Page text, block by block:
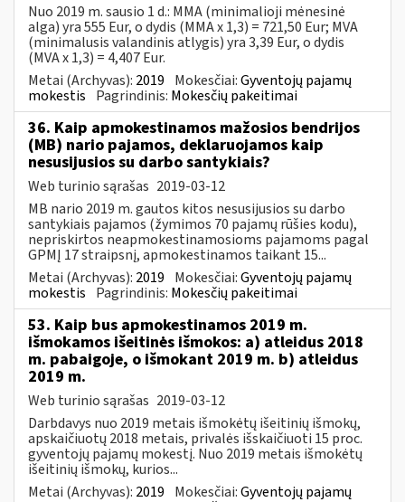
Nuo 2019 m. sausio 1 d.: MMA (minimalioji mėnesinė
alga) yra 555 Eur, o dydis (MMA x 1,3) = 721,50 Eur; MVA
(minimalusis valandinis atlygis) yra 3,39 Eur, o dydis
(MVA x 1,3) = 4,407 Eur.
Metai (Archyvas): 2019 Mokesčiai:Gyventojų pajamų
mokestis Pagrindinis: Mokesčių pakeitimai
36. Kaip apmokestinamos mažosios bendrijos
(MB) nario pajamos, deklaruojamos kaip
nesusijusios su darbo santykiais?
Web turinio sąrašas 2019-03-12
MB nario 2019 m. gautos kitos nesusijusios su darbo
santykiais pajamos (žymimos 70 pajamų rūšies kodu),
nepriskirtos neapmokestinamosioms pajamoms pagal
GPMĮ 17 straipsnį, apmokestinamos taikant 15...
Metai (Archyvas): 2019 Mokesčiai:Gyventojų pajamų
mokestis Pagrindinis: Mokesčių pakeitimai
53. Kaip bus apmokestinamos 2019 m.
išmokamos išeitinės išmokos: a) atleidus 2018
m. pabaigoje, o išmokant 2019 m. b) atleidus
2019 m.
Web turinio sąrašas 2019-03-12
Darbdavys nuo 2019 metais išmokėtų išeitinių išmokų,
apskaičiuotų 2018 metais, privalės išskaičiuoti 15 proc.
gyventojų pajamų mokestį. Nuo 2019 metais išmokėtų
išeitinių išmokų, kurios...
Metai (Archyvas): 2019 Mokesčiai:Gyventojų pajamų